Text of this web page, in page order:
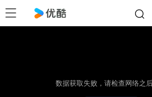
数据获取失败，请检查网络之